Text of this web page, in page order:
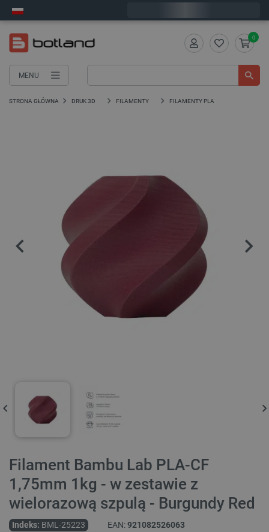
MENU
0
STRONA GŁÓWNA DRUK 3D FILAMENTY FILAMENTY PLA
Filament Bambu Lab PLA-CF
1,75mm 1kg - w zestawie z
wielorazową szpulą - Burgundy Red
Indeks: BML-25223 EAN:921082526063